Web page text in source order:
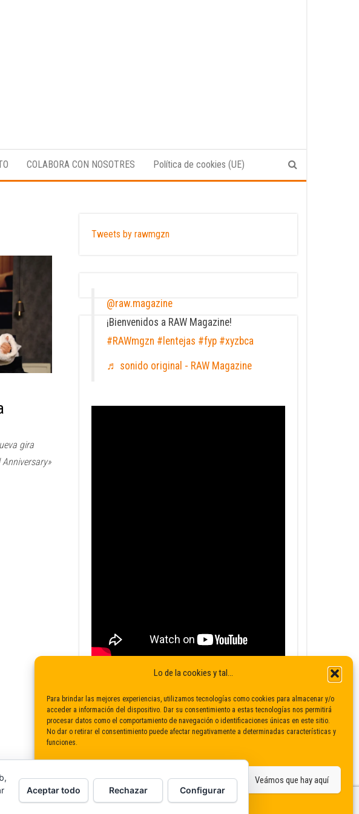
Lo de la cookies y tal...
Para brindar las mejores experiencias, utilizamos tecnologías como cookies para almacenar y/o
acceder a información del dispositivo. Dar su consentimiento a estas tecnologías nos permitirá
procesar datos como el comportamiento de navegación o identificaciones únicas en este sitio.
No dar o retirar el consentimiento puede afectar negativamente a determinadas características y
funciones.
Claro que sí De ninguna manera Veámos que hay aquí
COLABORA CON NOSOTRES Política de cookies (UE)
gira
Tweets by rawmgzn
@raw.magazine
¡Bienvenidos a RAW Magazine!
#RAWmgzn #lentejas #fyp #xyzbca
♬ sonido original - RAW Magazine
Envo Magazine
Aceptar todo Rechazar Configurar